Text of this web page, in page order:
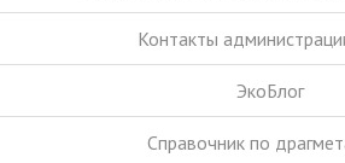
Контакты
ЭкоБлог
Справочник по